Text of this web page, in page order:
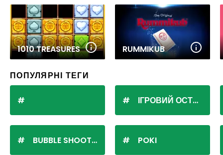
1010 TREASURES RUMMIKUB
ПОПУЛЯРНІ ТЕГИ
BUBBLE SHOOTER
ІГРОВИЙ ОСТРІВ
POKI